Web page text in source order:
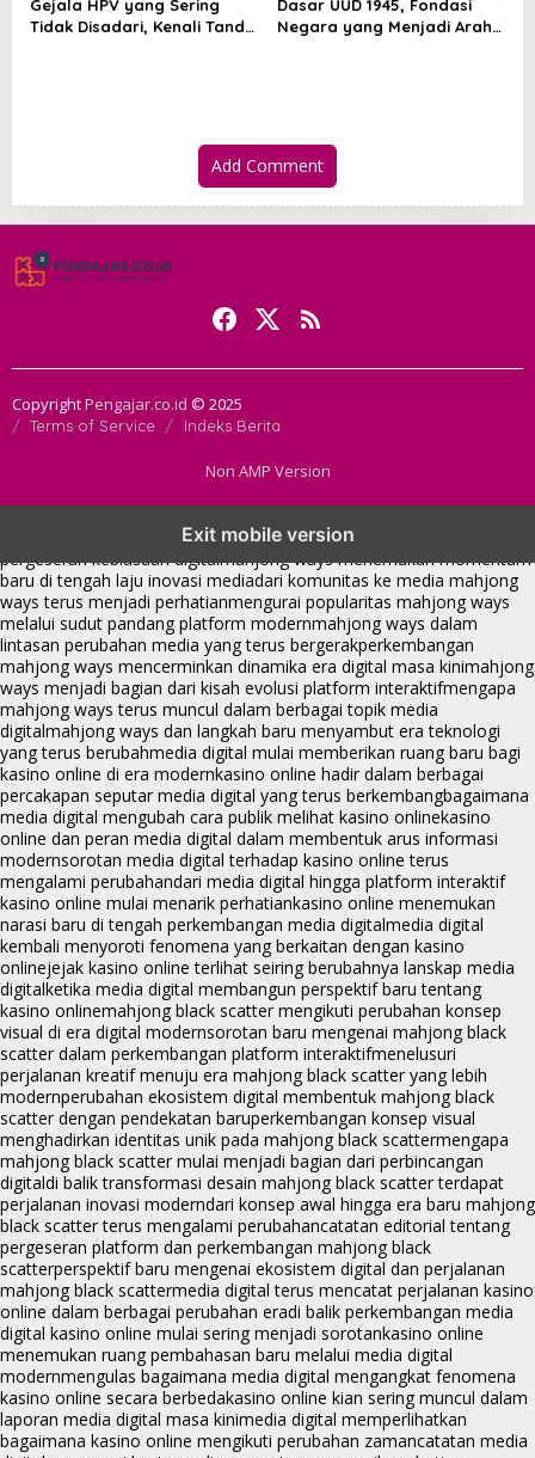
Gejala HPV yang Sering
Tidak Disadari, Kenali Tanda
Dasar UUD 1945, Fondasi
Negara yang Menjadi Arah
Add Comment
CopyrightPengajar.co.id © 2025
Terms of Service Indeks Berita
Non AMP Version
Exit mobile version
fenomena mahjong ways muncul bersama
pergeseran kebiasaan digitalmahjong ways menemukan momentum
baru di tengah laju inovasi mediadari komunitas ke media mahjong
ways terus menjadi perhatianmengurai popularitas mahjong ways
melalui sudut pandang platform modernmahjong ways dalam
lintasan perubahan media yang terus bergerakperkembangan
mahjong ways mencerminkan dinamika era digital masa kinimahjong
ways menjadi bagian dari kisah evolusi platform interaktifmengapa
mahjong ways terus muncul dalam berbagai topik media
digitalmahjong ways dan langkah baru menyambut era teknologi
yang terus berubahmedia digital mulai memberikan ruang baru bagi
kasino online di era modernkasino online hadir dalam berbagai
percakapan seputar media digital yang terus berkembangbagaimana
media digital mengubah cara publik melihat kasino onlinekasino
online dan peran media digital dalam membentuk arus informasi
modernsorotan media digital terhadap kasino online terus
mengalami perubahandari media digital hingga platform interaktif
kasino online mulai menarik perhatiankasino online menemukan
narasi baru di tengah perkembangan media digitalmedia digital
kembali menyoroti fenomena yang berkaitan dengan kasino
onlinejejak kasino online terlihat seiring berubahnya lanskap media
digitalketika media digital membangun perspektif baru tentang
kasino onlinemahjong black scatter mengikuti perubahan konsep
visual di era digital modernsorotan baru mengenai mahjong black
scatter dalam perkembangan platform interaktifmenelusuri
perjalanan kreatif menuju era mahjong black scatter yang lebih
modernperubahan ekosistem digital membentuk mahjong black
scatter dengan pendekatan baruperkembangan konsep visual
menghadirkan identitas unik pada mahjong black scattermengapa
mahjong black scatter mulai menjadi bagian dari perbincangan
digitaldi balik transformasi desain mahjong black scatter terdapat
perjalanan inovasi moderndari konsep awal hingga era baru mahjong
black scatter terus mengalami perubahancatatan editorial tentang
pergeseran platform dan perkembangan mahjong black
scatterperspektif baru mengenai ekosistem digital dan perjalanan
mahjong black scattermedia digital terus mencatat perjalanan kasino
online dalam berbagai perubahan eradi balik perkembangan media
digital kasino online mulai sering menjadi sorotankasino online
menemukan ruang pembahasan baru melalui media digital
modernmengulas bagaimana media digital mengangkat fenomena
kasino online secara berbedakasino online kian sering muncul dalam
laporan media digital masa kinimedia digital memperlihatkan
bagaimana kasino online mengikuti perubahan zamancatatan media